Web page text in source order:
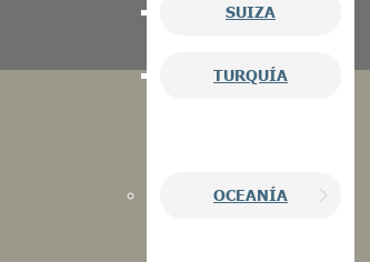
SUIZA
TURQUÍA
OCEANÍA